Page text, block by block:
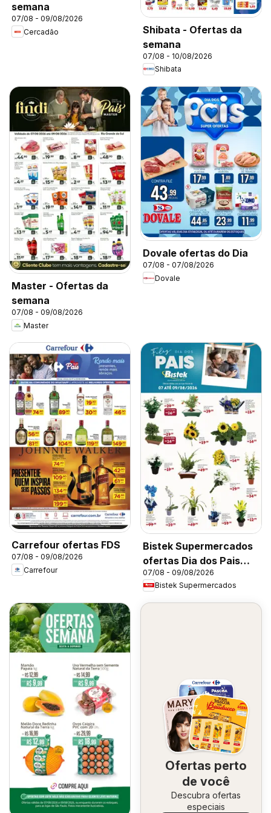
semana
07/08 - 09/08/2026
Cercadão
Shibata - Ofertas da
semana
07/08 - 10/08/2026
Shibata
Master - Ofertas da
semana
07/08 - 09/08/2026
Master
Dovale ofertas do Dia
07/08 - 07/08/2026
Dovale
Carrefour ofertas FDS
07/08 - 09/08/2026
Carrefour
Bistek Supermercados
ofertas Dia dos Pais
Flores
07/08 - 09/08/2026
Bistek Supermercados
Ofertas perto
de você
Descubra ofertas
especiais